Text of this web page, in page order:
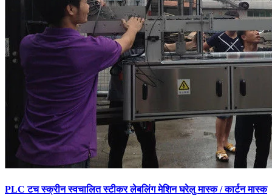
PLC टच स्क्रीन स्वचालित स्टीकर लेबलिंग मेशिन घरेलु मास्क / कार्टन मास्क